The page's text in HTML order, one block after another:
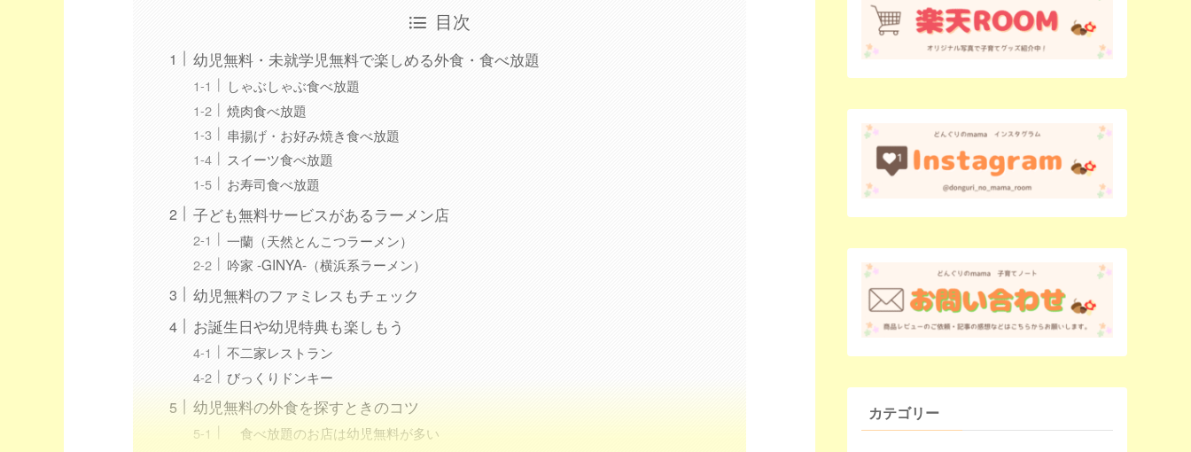
目次
幼児無料・未就学児無料で楽しめる外食・食べ放題
しゃぶしゃぶ食べ放題
焼肉食べ放題
串揚げ・お好み焼き食べ放題
スイーツ食べ放題
お寿司食べ放題
子ども無料サービスがあるラーメン店
一蘭（天然とんこつラーメン）
吟家 -GINYA-（横浜系ラーメン）
幼児無料のファミレスもチェック
お誕生日や幼児特典も楽しもう
不二家レストラン
びっくりドンキー
幼児無料の外食を探すときのコツ
食べ放題のお店は幼児無料が多い
カテゴリー